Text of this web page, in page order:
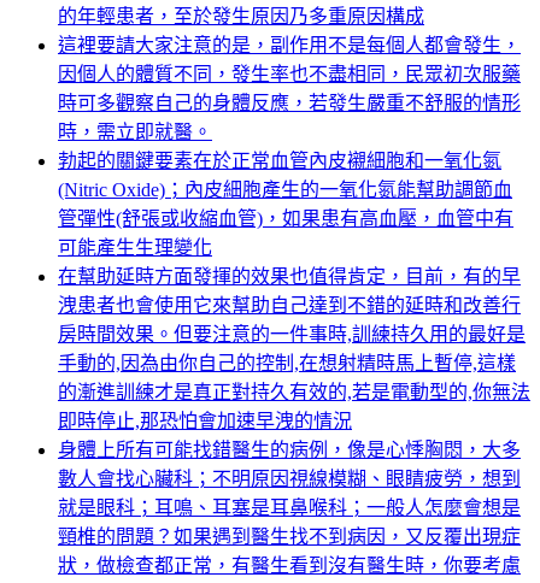
的年輕患者，至於發生原因乃多重原因構成
這裡要請大家注意的是，副作用不是每個人都會發生，
因個人的體質不同，發生率也不盡相同，民眾初次服藥
時可多觀察自己的身體反應，若發生嚴重不舒服的情形
時，需立即就醫。
勃起的關鍵要素在於正常血管內皮襯細胞和一氧化氮
(Nitric Oxide)；內皮細胞產生的一氧化氮能幫助調節血
管彈性(舒張或收縮血管)，如果患有高血壓，血管中有
可能產生生理變化
在幫助延時方面發揮的效果也值得肯定，目前，有的早
洩患者也會使用它來幫助自己達到不錯的延時和改善行
房時間效果。但要注意的一件事時,訓練持久用的最好是
手動的,因為由你自己的控制,在想射精時馬上暫停,這樣
的漸進訓練才是真正對持久有效的,若是電動型的,你無法
即時停止,那恐怕會加速早洩的情況
身體上所有可能找錯醫生的病例，像是心悸胸悶，大多
數人會找心臟科；不明原因視線模糊、眼睛疲勞，想到
就是眼科；耳鳴、耳塞是耳鼻喉科；一般人怎麼會想是
頸椎的問題？如果遇到醫生找不到病因，又反覆出現症
狀，做檢查都正常，有醫生看到沒有醫生時，你要考慮